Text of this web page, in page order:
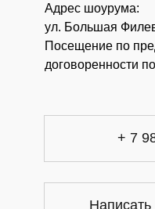
Адрес шоурума:
ул. Большая
Посещение по
договоренности
+ 7